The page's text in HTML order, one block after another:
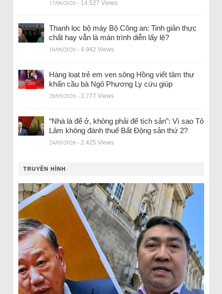
17/06/2026 - 14.527 Views
Thanh lọc bộ máy Bộ Công an: Tinh giản thực
chất hay vẫn là màn trình diễn lấy lệ?
16/06/2026 - 4.942 Views
Hàng loạt trẻ em ven sông Hồng viết tâm thư
khẩn cầu bà Ngô Phương Ly cứu giúp
28/05/2026 - 3.777 Views
“Nhà là để ở, không phải để tích sản”: Vì sao Tô
Lâm không đánh thuế Bất Động sản thứ 2?
24/05/2026 - 2.425 Views
TRUYỀN HÌNH